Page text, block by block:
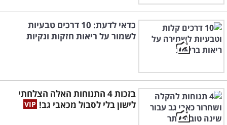
כדאי לדעת: 10 דרכים טבעיות
לשמור על ריאות חזקות ונקיות
בזכות 4 התנוחות האלה הצלחתי
לישון בלי לסבול מכאבי גב!